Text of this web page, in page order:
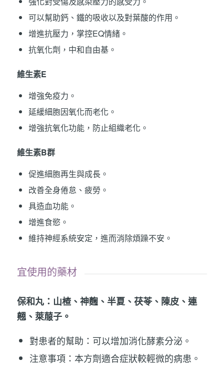
可以幫助鈣、鐵的吸收以及對葉酸的作用。
增進抗壓力，掌控EQ情緒。
抗氧化劑，中和自由基。
維生素E
增強免疫力。
延緩細胞因氧化而老化。
增強抗氧化功能，防止組織老化。
維生素B群
促進細胞再生與成長。
改善全身倦怠、疲勞。
具造血功能。
增進食慾。
維持神經系統安定，進而消除煩躁不安。
宜使用的藥材
保和丸：山楂、神麴、半夏、茯苓、陳皮、連
翹、萊菔子。
對患者的幫助：可以增加消化酵素分泌。
注意事項：本方劑適合症狀較輕微的病患。